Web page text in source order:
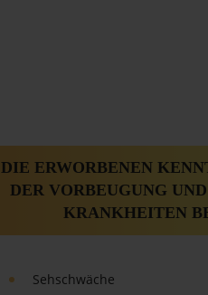
DIE ERWORBENEN
DER VORBEUGUNG
KRANKHEITEN
Sehschwäche